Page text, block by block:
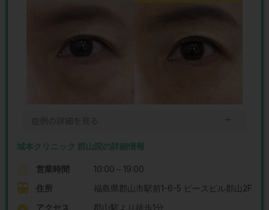
＋
城本クリニック 郡山院の詳細情報
営業時間
10:00～19:00
住所
福島県郡山市駅前1-6-5 ピースビル郡山2F
アクセス
郡山駅より徒歩1分